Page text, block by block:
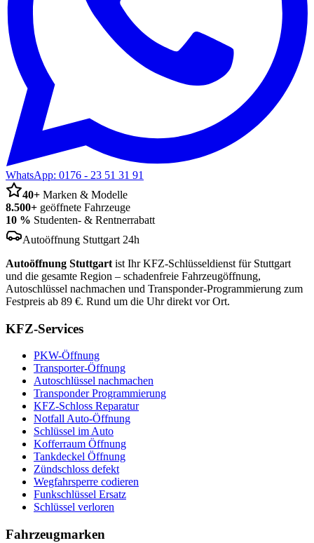
WhatsApp: 0176 - 23 51 31 91
40+ Marken & Modelle
8.500+ geöffnete Fahrzeuge
10 % Studenten- & Rentnerrabatt
Autoöffnung Stuttgart 24h
Autoöffnung Stuttgart ist Ihr KFZ-Schlüsseldienst für Stuttgart
und die gesamte Region – schadenfreie Fahrzeugöffnung,
Autoschlüssel nachmachen und Transponder-Programmierung zum
Festpreis ab 89 €. Rund um die Uhr direkt vor Ort.
KFZ-Services
PKW-Öffnung
Transporter-Öffnung
Autoschlüssel nachmachen
Transponder Programmierung
KFZ-Schloss Reparatur
Notfall Auto-Öffnung
Schlüssel im Auto
Kofferraum Öffnung
Tankdeckel Öffnung
Zündschloss defekt
Wegfahrsperre codieren
Funkschlüssel Ersatz
Schlüssel verloren
Fahrzeugmarken